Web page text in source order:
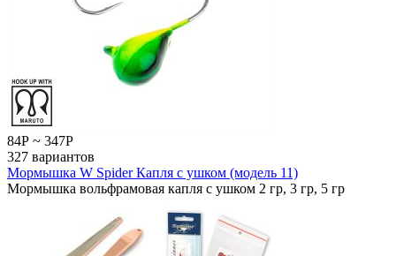
84Р ~ 347Р
327 вариантов
Мормышка W Spider Капля с ушком (модель 11)
Мормышка вольфрамовая капля с ушком 2 гр, 3 гр, 5 гр